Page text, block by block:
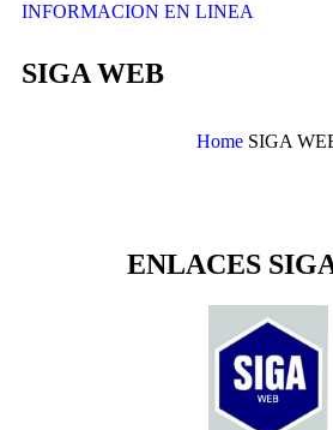
INFORMACION EN LINEA
SIGA WEB
Home SIGA
ENLACES